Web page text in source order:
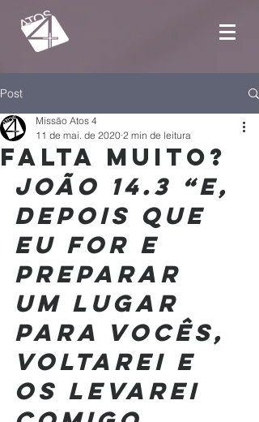
Post
Falta muito?
Missão Atos 4
11 de mai. de 2020 2 min de leitura
João 14.3 “E,
depois que
eu for e
preparar
um lugar
para vocês,
voltarei e
os levarei